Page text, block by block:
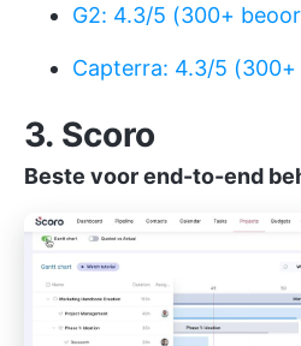
G2: 4.3/5 (300+
Capterra: 4.3/5
3. Scoro
Beste voor end-to-end